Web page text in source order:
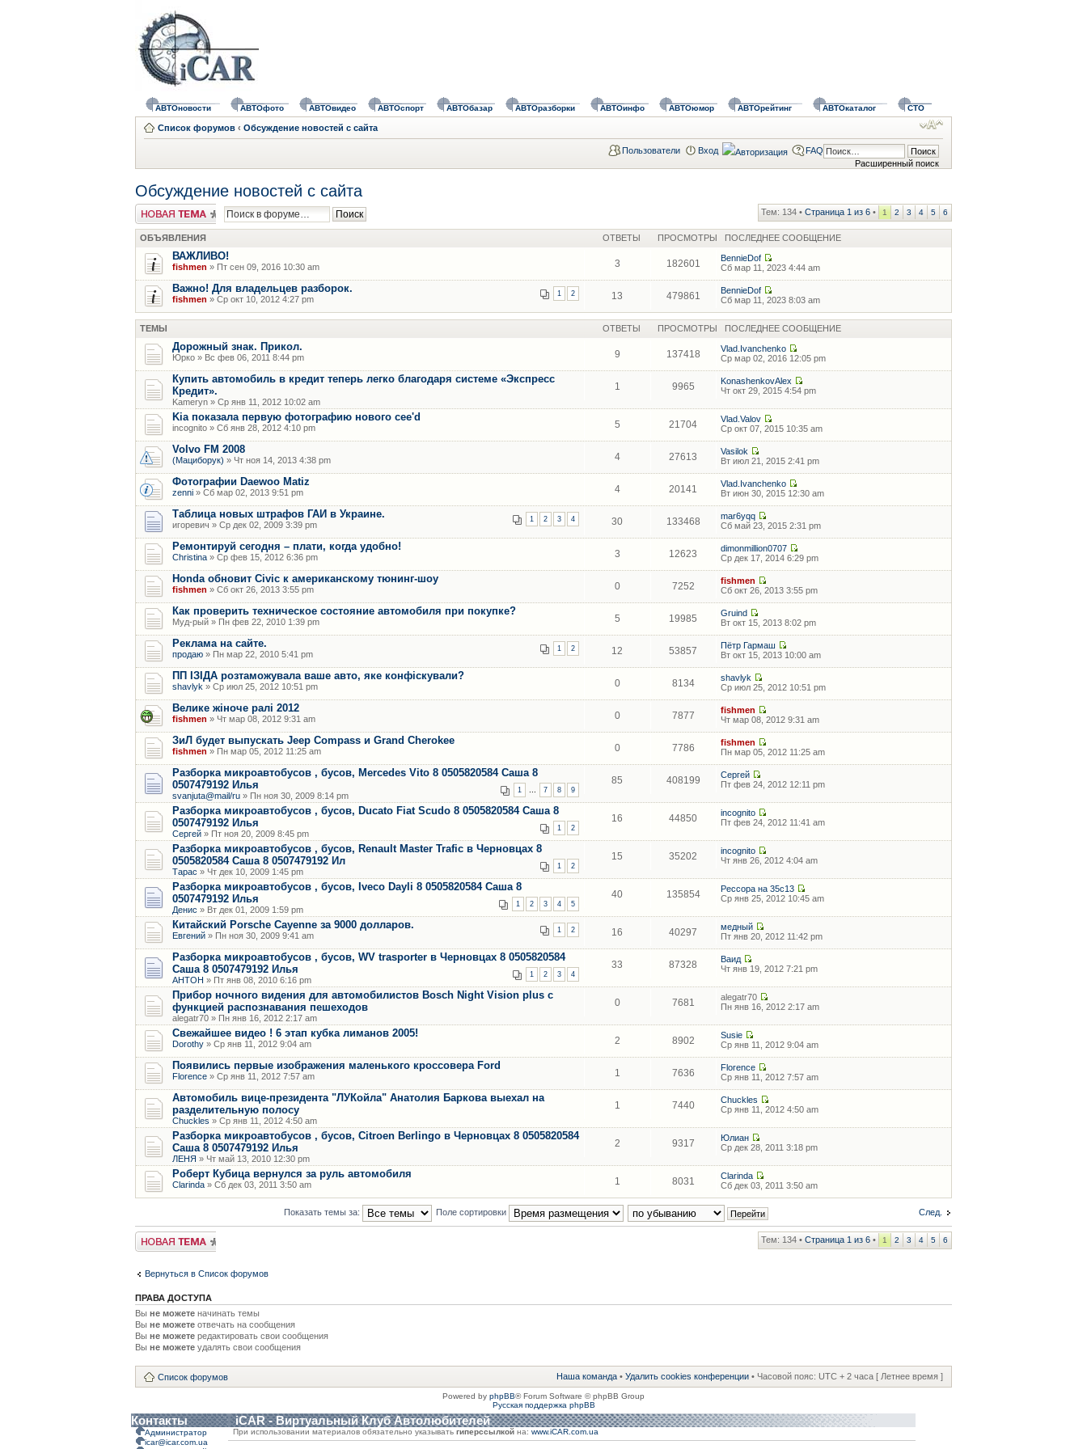
АВТОновости АВТОфото АВТОвидео АВТОспорт АВТОбазар АВТОразборки АВТОинфо АВТОюмор АВТОрейтинг АВТОкаталог СТО
Список форумов ‹ Обсуждение новостей с сайта
Расширенный поиск
Пользователи Вход FAQ
Обсуждение новостей с сайта
Новая тема Тем: 134 • Страница 1 из 6 • 1 2 3 4 5 6
ОБЪЯВЛЕНИЯ ОТВЕТЫ ПРОСМОТРЫ ПОСЛЕДНЕЕ СООБЩЕНИЕ
ВАЖЛИВО!
fishmen » Пт сен 09, 2016 10:30 am 3 182601
BennieDof
Сб мар 11, 2023 4:44 am
Важно! Для владельцев разборок. 1 2
fishmen » Ср окт 10, 2012 4:27 pm 13 479861
BennieDof
Сб мар 11, 2023 8:03 am
ТЕМЫ ОТВЕТЫ ПРОСМОТРЫ ПОСЛЕДНЕЕ СООБЩЕНИЕ
Дорожный знак. Прикол.
Юрко » Вс фев 06, 2011 8:44 pm 9 137418
Vlad.Ivanchenko
Ср мар 02, 2016 12:05 pm
Купить автомобиль в кредит теперь легко благодаря системе «Экспресс
Кредит».
Kameryn » Ср янв 11, 2012 10:02 am
1 9965
KonashenkovAlex
Чт окт 29, 2015 4:54 pm
Kia показала первую фотографию нового cee'd
incognito » Сб янв 28, 2012 4:10 pm 5 21704
Vlad.Valov
Ср окт 07, 2015 10:35 am
Volvo FM 2008
(Мациборук) » Чт ноя 14, 2013 4:38 pm 4 27613
Vasilok
Вт июл 21, 2015 2:41 pm
Фотографии Daewoo Matiz
zenni » Сб мар 02, 2013 9:51 pm 4 20141
Vlad.Ivanchenko
Вт июн 30, 2015 12:30 am
Таблица новых штрафов ГАИ в Украине. 1 2 3 4
игоревич » Ср дек 02, 2009 3:39 pm 30 133468
mar6yqq
Сб май 23, 2015 2:31 pm
Ремонтируй сегодня – плати, когда удобно!
Christina » Ср фев 15, 2012 6:36 pm 3 12623
dimonmillion0707
Ср дек 17, 2014 6:29 pm
Honda обновит Civic к американскому тюнинг-шоу
fishmen » Сб окт 26, 2013 3:55 pm 0 7252
fishmen
Сб окт 26, 2013 3:55 pm
Как проверить техническое состояние автомобиля при покупке?
Муд-рый » Пн фев 22, 2010 1:39 pm 5 19985
Gruind
Вт окт 15, 2013 8:02 pm
Реклама на сайте. 1 2
продаю » Пн мар 22, 2010 5:41 pm 12 53857
Пётр Гармаш
Вт окт 15, 2013 10:00 am
ПП ІЗІДА розтаможувала ваше авто, яке конфіскували?
shavlyk » Ср июл 25, 2012 10:51 pm 0 8134
shavlyk
Ср июл 25, 2012 10:51 pm
Велике жіноче ралі 2012
fishmen » Чт мар 08, 2012 9:31 am 0 7877
fishmen
Чт мар 08, 2012 9:31 am
ЗиЛ будет выпускать Jeep Compass и Grand Cherokee
fishmen » Пн мар 05, 2012 11:25 am 0 7786
fishmen
Пн мар 05, 2012 11:25 am
Разборка микроавтобусов , бусов, Mercedes Vito 8 0505820584 Саша 8
0507479192 Илья
1 7 8 9
svanjuta@mail/ru » Пн ноя 30, 2009 8:14 pm
85 408199
Сергей
Пт фев 24, 2012 12:11 pm
Разборка микроавтобусов , бусов, Ducato Fiat Scudo 8 0505820584 Саша 8
0507479192 Илья
1 2
Сергей » Пт ноя 20, 2009 8:45 pm
16 44850
incognito
Пт фев 24, 2012 11:41 am
Разборка микроавтобусов , бусов, Renault Master Trafic в Черновцах 8
0505820584 Саша 8 0507479192 Ил
1 2
Тарас » Чт дек 10, 2009 1:45 pm
15 35202
incognito
Чт янв 26, 2012 4:04 am
Разборка микроавтобусов , бусов, Iveco Dayli 8 0505820584 Саша 8
0507479192 Илья
1 2 3 4 5
Денис » Вт дек 01, 2009 1:59 pm
40 135854
Рессора на 35с13
Ср янв 25, 2012 10:45 am
Китайский Porsche Cayenne за 9000 долларов. 1 2
Евгений » Пн ноя 30, 2009 9:41 am 16 40297
медный
Пт янв 20, 2012 11:42 pm
Разборка микроавтобусов , бусов, WV trasporter в Черновцах 8 0505820584
Саша 8 0507479192 Илья
1 2 3 4
АНТОН » Пт янв 08, 2010 6:16 pm
33 87328
Ваид
Чт янв 19, 2012 7:21 pm
Прибор ночного видения для автомобилистов Bosch Night Vision plus с
функцией распознавания пешеходов
alegatr70 » Пн янв 16, 2012 2:17 am
0 7681
alegatr70
Пн янв 16, 2012 2:17 am
Свежайшее видео ! 6 этап кубка лиманов 2005!
Dorothy » Ср янв 11, 2012 9:04 am 2 8902
Susie
Ср янв 11, 2012 9:04 am
Появились первые изображения маленького кроссовера Ford
Florence » Ср янв 11, 2012 7:57 am 1 7636
Florence
Ср янв 11, 2012 7:57 am
Автомобиль вице-президента "ЛУКойла" Анатолия Баркова выехал на
разделительную полосу
Chuckles » Ср янв 11, 2012 4:50 am
1 7440
Chuckles
Ср янв 11, 2012 4:50 am
Разборка микроавтобусов , бусов, Citroen Berlingo в Черновцах 8 0505820584
Саша 8 0507479192 Илья
ЛЕНЯ » Чт май 13, 2010 12:30 pm
2 9317
Юлиан
Ср дек 28, 2011 3:18 pm
Роберт Кубица вернулся за руль автомобиля
Clarinda » Сб дек 03, 2011 3:50 am 1 8031
Clarinda
Сб дек 03, 2011 3:50 am
След.
Показать темы за: Поле сортировки
Новая тема Тем: 134 • Страница 1 из 6 • 1 2 3 4 5 6
Вернуться в Список форумов
ПРАВА ДОСТУПА
Вы не можете начинать темы
Вы не можете отвечать на сообщения
Вы не можете редактировать свои сообщения
Вы не можете удалять свои сообщения
Список форумов Наша команда • Удалить cookies конференции • Часовой пояс: UTC + 2 часа [ Летнее время ]
Powered by phpBB® Forum Software © phpBB Group
Русская поддержка phpBB
Контакты iCAR - Виртуальный Клуб Автолюбителей
Администратор
icar@icar.com.ua
При использовании материалов обязательно указывать гиперссылкой на: www.iCAR.com.ua